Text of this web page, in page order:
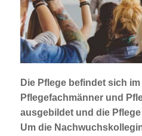
Karriere
Presse
News Archiv
Die Pflege befindet sich im
Pflegefachmänner und
ausgebildet und die
Um die